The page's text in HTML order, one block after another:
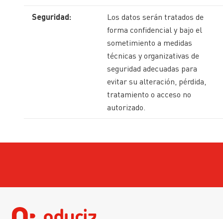
Seguridad:
Los datos serán tratados de
forma confidencial y bajo el
sometimiento a medidas
técnicas y organizativas de
seguridad adecuadas para
evitar su alteración, pérdida,
tratamiento o acceso no
autorizado.